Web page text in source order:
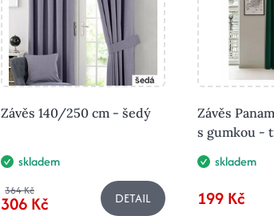
Závěs 140/250 cm - šedý
skladem
364 Kč
306 Kč DETAIL
Závěs
s gumkou -
skladem
199 Kč